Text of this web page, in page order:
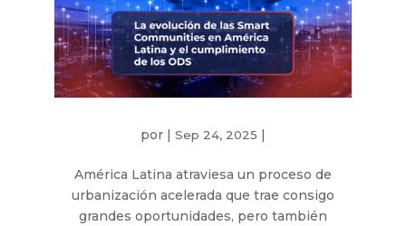
por Sep 24, 2025
América Latina atraviesa un proceso de
urbanización acelerada que trae consigo
grandes oportunidades, pero también